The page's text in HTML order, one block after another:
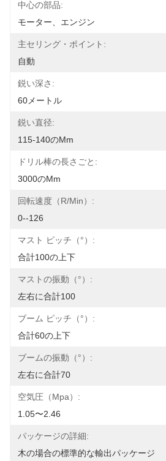
中心の部品:
モーター、エンジン
主セリング・ポイント:
自動
鋭い深さ:
60メートル
鋭い直径:
115-140のmm
ドリル棒の長さごと:
3000のmm
回転速度（r/min）:
0--126
マスト ピッチ（°）:
合計100の上下
マストの振動（°）:
左右に合計100
ブーム ピッチ（°）:
合計60の上下
ブームの振動（°）:
左右に合計70
空気圧（Mpa）:
1.05〜2.46
パッケージの詳細:
木の場合の標準的な輸出パッケージ